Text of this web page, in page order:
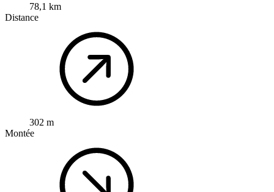
78,1 km
Distance
302 m
Montée